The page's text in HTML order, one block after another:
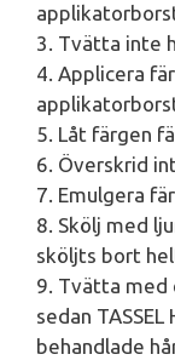
3. Tvätta inte
4. Applicera
5. Låt färgen
6. Överskrid
7. Emulgera
8. Skölj med
sköljts bort
9. Tvätta med
sedan
behandlade